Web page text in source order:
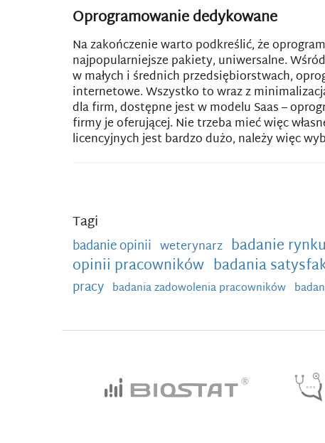
Oprogramowanie dedykowane
Na zakończenie warto podkreślić, że
najpopularniejsze pakiety, uniwersalne.
w małych i średnich przedsiębiorstwach,
internetowe. Wszystko to wraz z
dla firm, dostępne jest w modelu Saas –
firmy je oferującej. Nie trzeba mieć więc
licencyjnych jest bardzo dużo, należy więc
Tagi
badanie opinii weterynarz badanie rynku
opinii pracowników badania
pracy badania zadowolenia pracowników